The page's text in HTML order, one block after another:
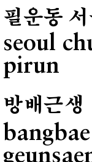
필운동
seoul
pirun
방배근생
bangbae